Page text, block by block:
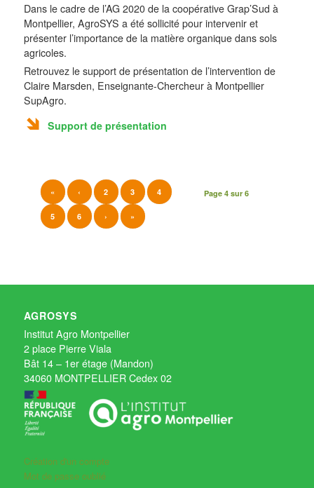
Dans le cadre de l’AG 2020 de la coopérative Grap’Sud à
Montpellier, AgroSYS a été sollicité pour intervenir et
présenter l’importance de la matière organique dans sols
agricoles.
Retrouvez le support de présentation de l’intervention de
Claire Marsden, Enseignante-Chercheur à Montpellier
SupAgro.
Support de présentation
Page 4 sur 6
« ‹ 2 3 4
5 6 › »
AGROSYS
Institut Agro Montpellier
2 place Pierre Viala
Bât 14 – 1er étage (Mandon)
34060 MONTPELLIER Cedex 02
Création d'un compte
Mot de passe oublié